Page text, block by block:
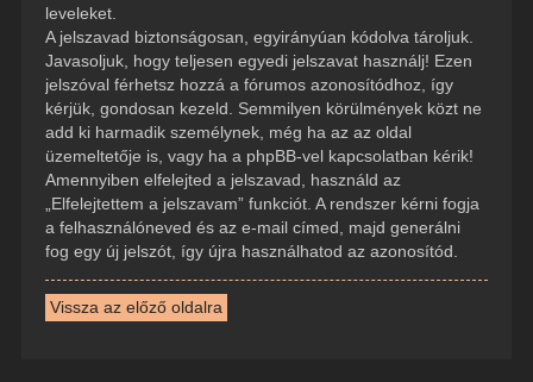
leveleket.
A jelszavad biztonságosan, egyirányúan kódolva tároljuk.
Javasoljuk, hogy teljesen egyedi jelszavat használj! Ezen
jelszóval férhetsz hozzá a fórumos azonosítódhoz, így
kérjük, gondosan kezeld. Semmilyen körülmények közt ne
add ki harmadik személynek, még ha az az oldal
üzemeltetője is, vagy ha a phpBB-vel kapcsolatban kérik!
Amennyiben elfelejted a jelszavad, használd az
„Elfelejtettem a jelszavam” funkciót. A rendszer kérni fogja
a felhasználóneved és az e-mail címed, majd generálni
fog egy új jelszót, így újra használhatod az azonosítód.
Vissza az előző oldalra